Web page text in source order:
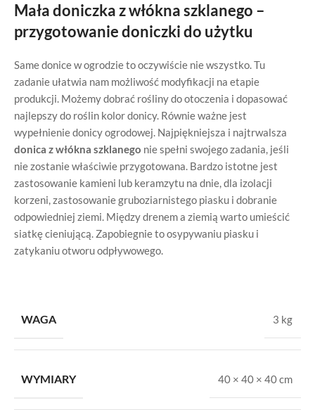
Mała doniczka z włókna szklanego –
przygotowanie doniczki do użytku
Same donice w ogrodzie to oczywiście nie wszystko. Tu
zadanie ułatwia nam możliwość modyfikacji na etapie
produkcji. Możemy dobrać rośliny do otoczenia i dopasować
najlepszy do roślin kolor donicy. Równie ważne jest
wypełnienie donicy ogrodowej. Najpiękniejsza i najtrwalsza
donica z włókna szklanego nie spełni swojego zadania, jeśli
nie zostanie właściwie przygotowana. Bardzo istotne jest
zastosowanie kamieni lub keramzytu na dnie, dla izolacji
korzeni, zastosowanie gruboziarnistego piasku i dobranie
odpowiedniej ziemi. Między drenem a ziemią warto umieścić
siatkę cieniującą. Zapobiegnie to osypywaniu piasku i
zatykaniu otworu odpływowego.
WAGA 3 kg
WYMIARY 40 × 40 × 40 cm